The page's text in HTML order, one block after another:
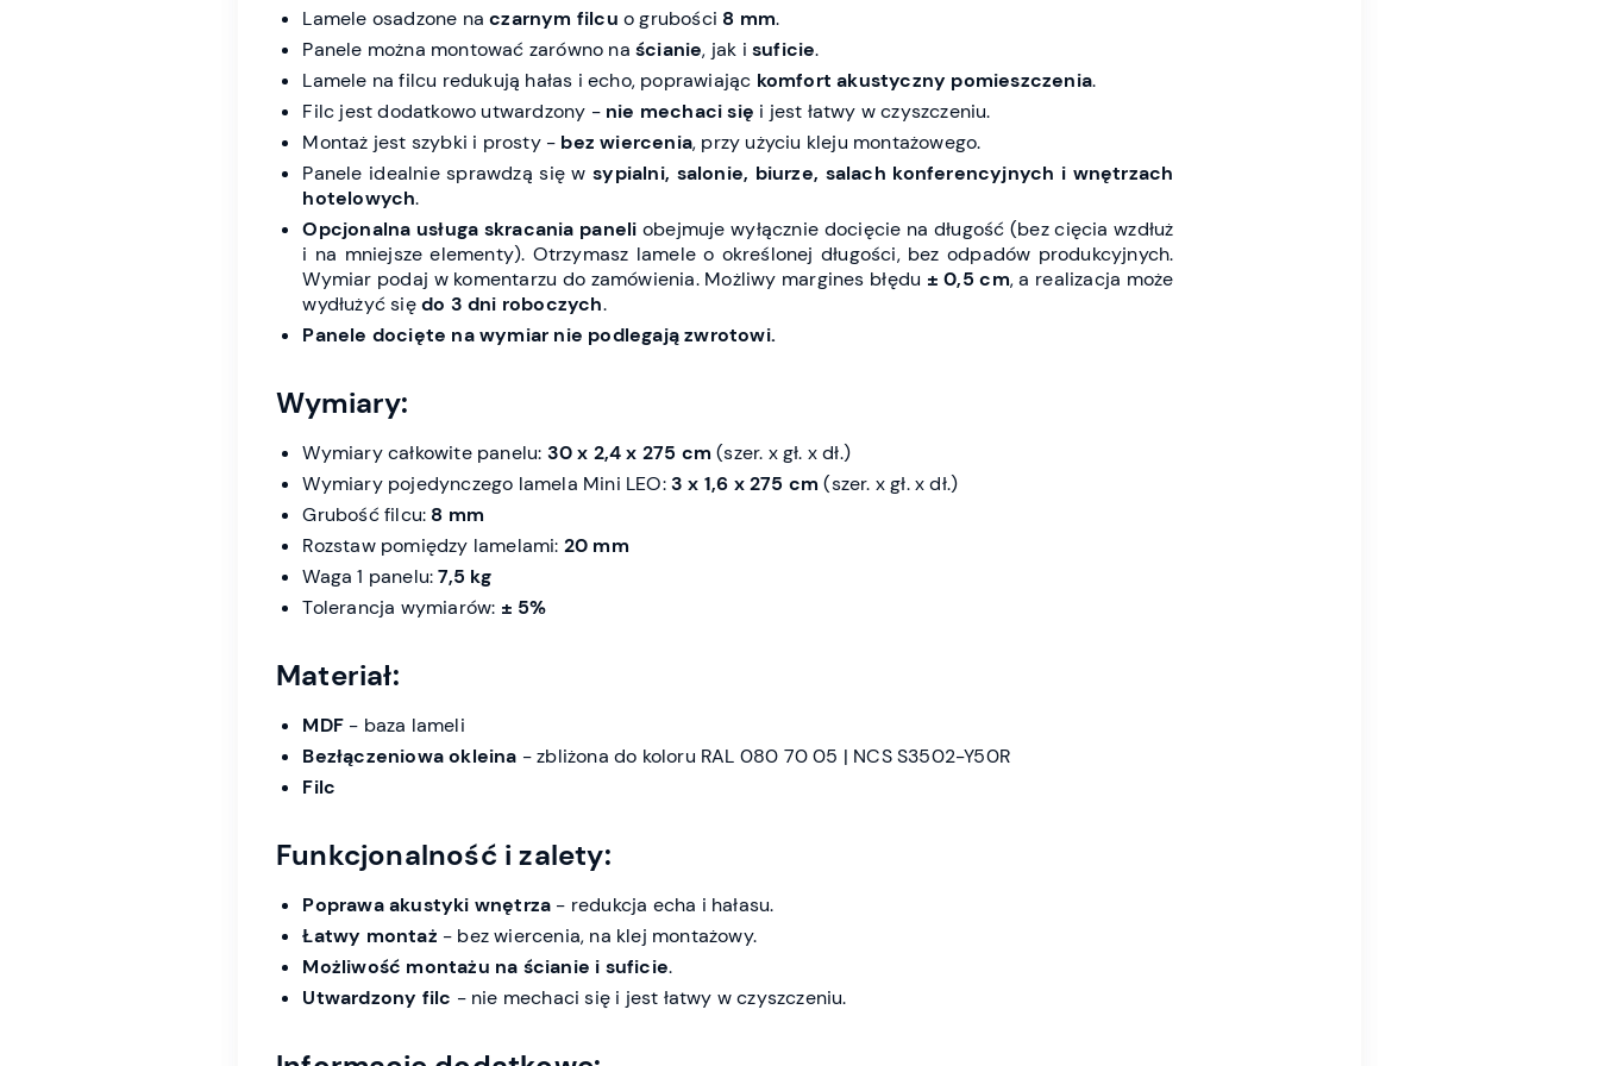
Lamele osadzone naczarnym filcu o grubości 8 mm.
Panele można montować zarówno na ścianie, jak isuficie.
Lamele na filcu redukują hałas i echo, poprawiając komfort akustyczny pomieszczenia.
Filc jest dodatkowo utwardzony - nie mechaci się i jest łatwy w czyszczeniu.
Montaż jest szybki i prosty - bez wiercenia, przy użyciu kleju montażowego.
Panele idealnie sprawdzą się wsypialni, salonie, biurze, salach konferencyjnych i wnętrzach
hotelowych.
Opcjonalna usługa skracania paneli obejmuje wyłącznie docięcie na długość (bez cięcia wzdłuż
i na mniejsze elementy). Otrzymasz lamele o określonej długości, bez odpadów produkcyjnych.
Wymiar podaj w komentarzu do zamówienia. Możliwy margines błędu ± 0,5 cm, a realizacja może
wydłużyć siędo 3 dni roboczych.
Panele docięte na wymiar nie podlegają zwrotowi.
Wymiary:
Wymiary całkowite panelu: 30 x 2,4 x 275 cm (szer. x gł. x dł.)
Wymiary pojedynczego lamela Mini LEO:3 x 1,6 x 275 cm (szer. x gł. x dł.)
Grubość filcu: 8 mm
Rozstaw pomiędzy lamelami: 20 mm
Waga 1 panelu:7,5 kg
Tolerancja wymiarów: ± 5%
Materiał:
MDF - baza lameli
Bezłączeniowa okleina - zbliżona do koloru RAL 080 70 05 | NCS S3502-Y50R
Filc
Funkcjonalność i zalety:
Poprawa akustyki wnętrza - redukcja echa i hałasu.
Łatwy montaż - bez wiercenia, na klej montażowy.
Możliwość montażu na ścianie i suficie.
Utwardzony filc - nie mechaci się i jest łatwy w czyszczeniu.